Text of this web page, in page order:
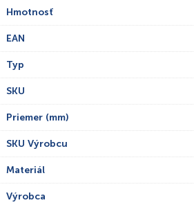
Hmotnosť
EAN
Typ
SKU
Priemer (mm)
SKU Výrobcu
Materiál
Výrobca